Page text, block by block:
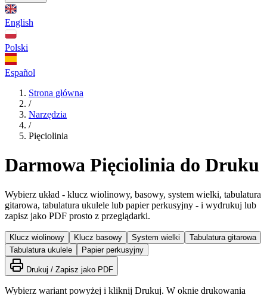
English
Polski
Español
Strona główna
/
Narzędzia
/
Pięciolinia
Darmowa Pięciolinia do Druku
Wybierz układ - klucz wiolinowy, basowy, system wielki, tabulatura
gitarowa, tabulatura ukulele lub papier perkusyjny - i wydrukuj lub
zapisz jako PDF prosto z przeglądarki.
Klucz wiolinowy Klucz basowy System wielki
Tabulatura gitarowa
Tabulatura ukulele
Papier perkusyjny
Drukuj / Zapisz jako PDF
Wybierz wariant powyżej i kliknij Drukuj. W oknie drukowania